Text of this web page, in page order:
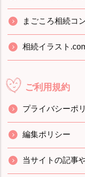
まごころ相続コ
相続イラスト
ご利用規約
プライバシーポ
編集ポリシー
当サイトの記事